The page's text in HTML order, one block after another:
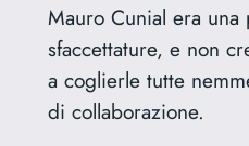
Mauro Cunial era una
sfaccettature, e non
a coglierle tutte
di collaborazione.